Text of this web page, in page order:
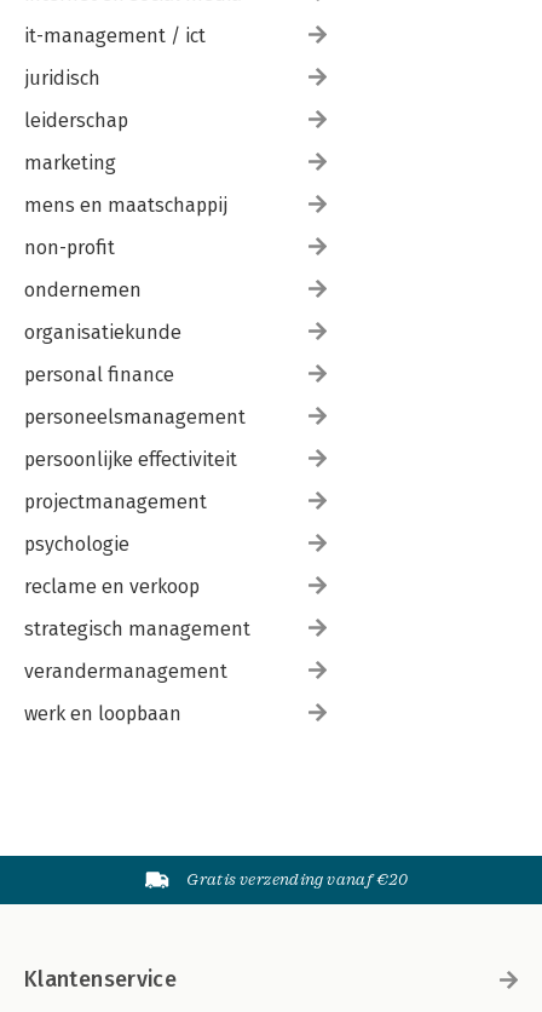
it-management / ict
juridisch
leiderschap
marketing
mens en maatschappij
non-profit
ondernemen
organisatiekunde
personal finance
personeelsmanagement
persoonlijke effectiviteit
projectmanagement
psychologie
reclame en verkoop
strategisch management
verandermanagement
werk en loopbaan
Gratis verzending vanaf €20
Klantenservice